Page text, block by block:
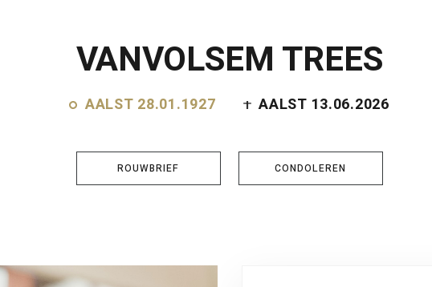
VANVOLSEM TREES
AALST 28.01.1927 AALST 13.06.2026
ROUWBRIEF CONDOLEREN